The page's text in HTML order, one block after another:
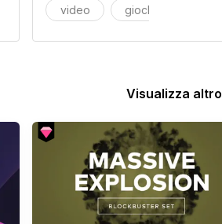
video giochi
Visualizza altro